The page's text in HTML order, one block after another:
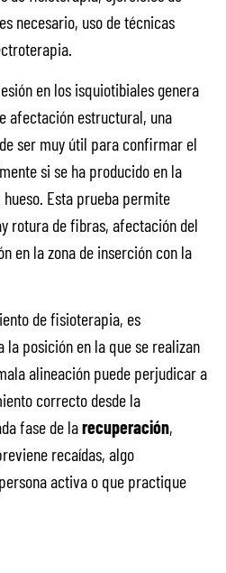
necesario, uso de técnicas
en los isquiotibiales genera
afectación estructural, una
ser muy útil para confirmar el
si se ha producido en la
Esta prueba permite
rotura de fibras, afectación del
en la zona de inserción con la
de fisioterapia, es
posición en la que se realizan
alineación puede perjudicar a
correcto desde la
fase de larecuperación,
recaídas, algo
activa o que practique